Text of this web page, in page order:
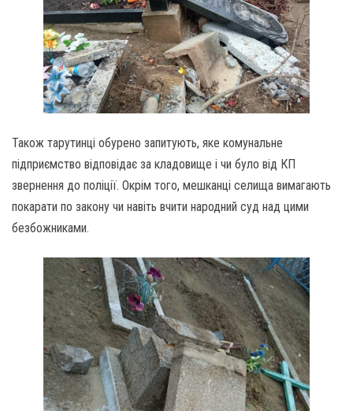
Також тарутинці обурено запитують, яке комунальне
підприємство відповідає за кладовище і чи було від КП
звернення до поліції. Окрім того, мешканці селища вимагають
покарати по закону чи навіть вчити народний суд над цими
безбожниками.